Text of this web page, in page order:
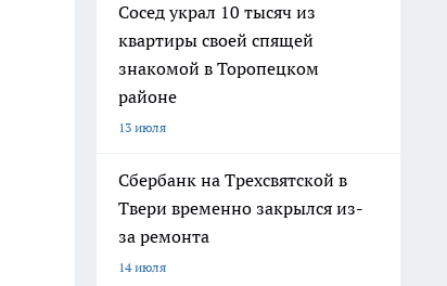
Сосед украл 10 тысяч из
квартиры своей спящей
знакомой в Торопецком
районе
13 июля
Сбербанк на Трехсвятской в
Твери временно закрылся из-
за ремонта
14 июля